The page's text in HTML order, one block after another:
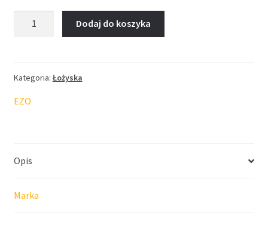
Dodaj do koszyka
Kategoria: Łożyska
EZO
Opis
Marka